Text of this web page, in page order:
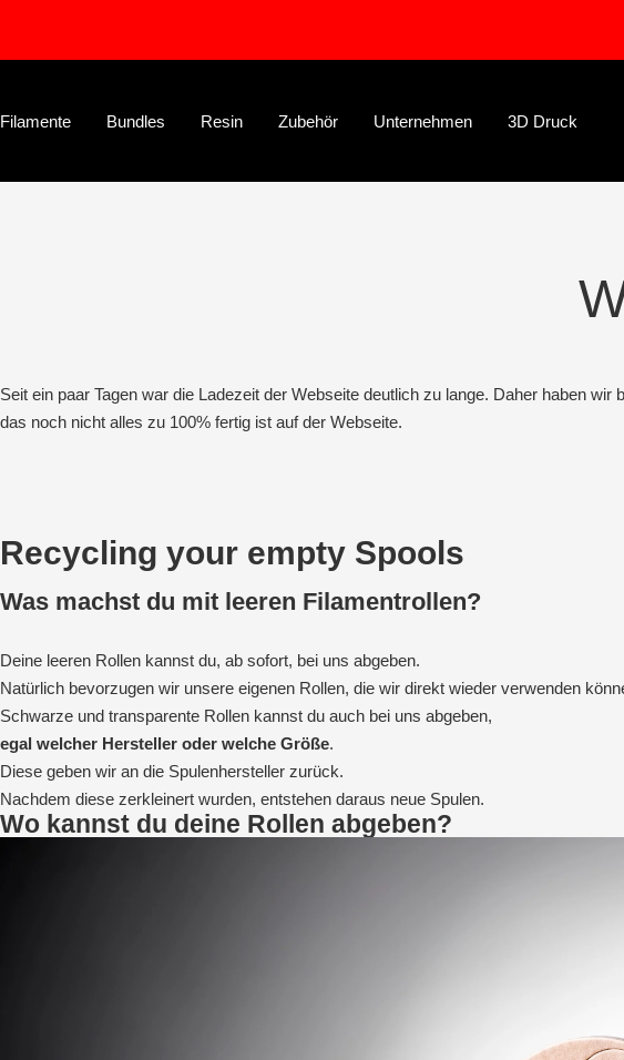
Filamente Bundles Resin Zubehör Unternehmen 3D Druck
Seit ein paar Tagen war die Ladezeit der Webseite deutlich zu lange. Daher haben
das noch nicht alles zu 100% fertig ist auf der Webseite.
Recycling your empty Spools
Was machst du mit leeren Filamentrollen?
Deine leeren Rollen kannst du, ab sofort, bei uns abgeben.
Natürlich bevorzugen wir unsere eigenen Rollen, die wir direkt wieder verwenden
Schwarze und transparente Rollen kannst du auch bei uns abgeben,
egal welcher Hersteller oder welche Größe.
Diese geben wir an die Spulenhersteller zurück.
Nachdem diese zerkleinert wurden, entstehen daraus neue Spulen.
Wo kannst du deine Rollen abgeben?